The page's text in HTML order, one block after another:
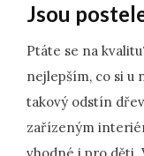
Jsou
Ptáte se na
nejlepším, co si u
takový odstín
zařízeným